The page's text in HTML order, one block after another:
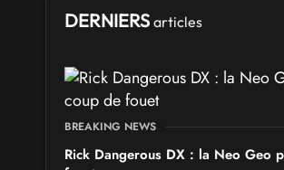
Ponta Geek 2026
SALONS & CONVENTIONS GEEKS
GeekNIID 2026
les 19 et 20 septembre 2026 - à Grigny
DERNIERS articles
BREAKING NEWS
Rick Dangerous DX : la Neo Geo